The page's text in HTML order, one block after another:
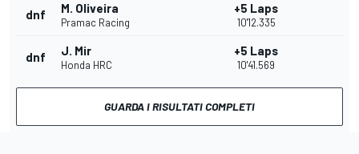
dnf M. Oliveira
Pramac Racing
+5 Laps
10'12.335
dnf J. Mir
Honda HRC
+5 Laps
10'41.569
GUARDA I RISULTATI COMPLETI